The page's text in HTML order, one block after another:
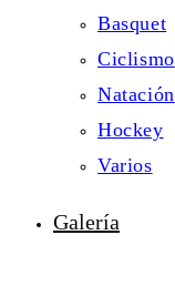
Basquet
Ciclismo
Natación
Hockey
Varios
Galería